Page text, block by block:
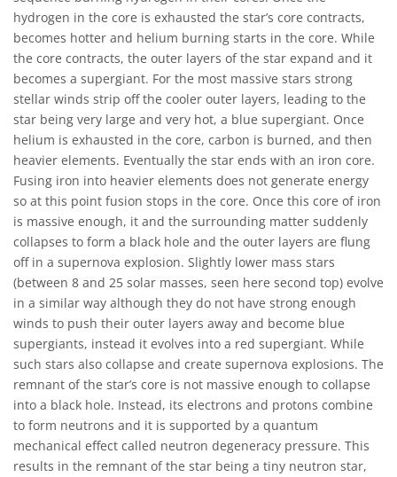
hydrogen in the core is exhausted the star’s core contracts,
becomes hotter and helium burning starts in the core. While
the core contracts, the outer layers of the star expand and it
becomes a supergiant. For the most massive stars strong
stellar winds strip off the cooler outer layers, leading to the
star being very large and very hot, a blue supergiant. Once
helium is exhausted in the core, carbon is burned, and then
heavier elements. Eventually the star ends with an iron core.
Fusing iron into heavier elements does not generate energy
so at this point fusion stops in the core. Once this core of iron
is massive enough, it and the surrounding matter suddenly
collapses to form a black hole and the outer layers are flung
off in a supernova explosion. Slightly lower mass stars
(between 8 and 25 solar masses, seen here second top) evolve
in a similar way although they do not have strong enough
winds to push their outer layers away and become blue
supergiants, instead it evolves into a red supergiant. While
such stars also collapse and create supernova explosions. The
remnant of the star’s core is not massive enough to collapse
into a black hole. Instead, its electrons and protons combine
to form neutrons and it is supported by a quantum
mechanical effect called neutron degeneracy pressure. This
results in the remnant of the star being a tiny neutron star,